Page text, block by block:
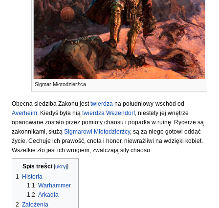
Sigmar Młotodzierżca
Obecna siedziba Zakonu jesttwierdza na południowy-wschód od
Averheim . Kiedyś była nią twierdza Wezendorf, niestety jej wnętrze
opanowane zostało przez pomioty chaosu i popadła w ruinę. Rycerze są
zakonnikami, służą Sigmarowi Młotodzierżcy, są za niego gotowi oddać
życie. Cechuje ich prawość, cnota i honor, niewrażliwi na wdzięki kobiet.
Wszelkie zło jest ich wrogiem, zwalczają siły chaosu.
Spis treści
1
Historia
1.1
Warhammer
1.2 Arkadia
2 Założenia